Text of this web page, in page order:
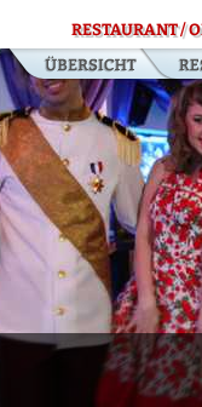
RESTAURANT /